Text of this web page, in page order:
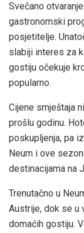
Svečano
gastronomski
posjetitelje.
slabiji interes za
gostiju očekuje
popularno.
Cijene smještaja
prošlu godinu.
poskupljenja, pa
Neum i ove
destinacijama na
Trenutačno u
Austrije, dok se u
domaćih gostiju.